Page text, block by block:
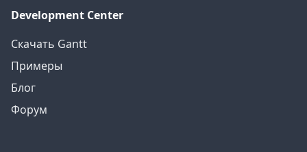
Development Center
Скачать Gantt
Примеры
Блог
Форум